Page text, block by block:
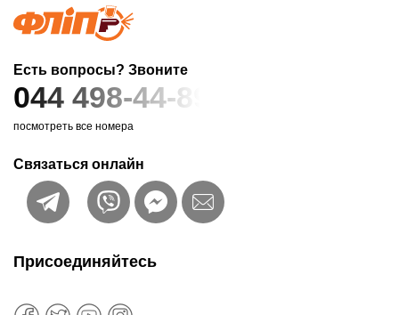
Есть вопросы? Звоните
044 498-44-89
посмотреть все номера
Связаться онлайн
Присоединяйтесь